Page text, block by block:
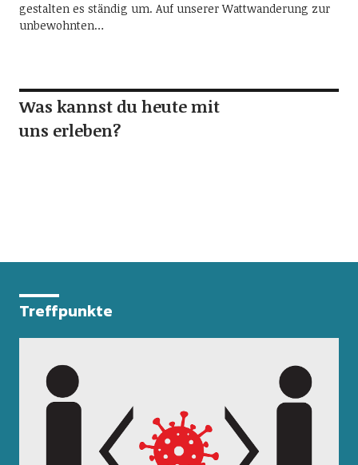
gestalten es ständig um. Auf unserer Wattwanderung zur
unbewohnten…
Was kannst du heute mit
uns erleben?
Treffpunkte